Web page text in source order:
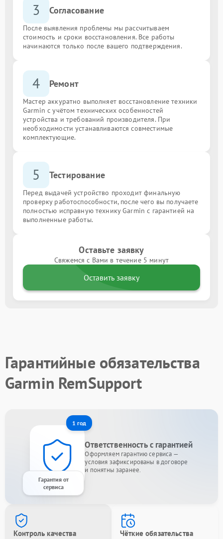
3 Согласование
После выявления проблемы мы рассчитываем
стоимость и сроки восстановления. Все работы
начинаются только после вашего подтверждения.
4 Ремонт
Мастер аккуратно выполняет восстановление техники
Garmin с учётом технических особенностей
устройства и требований производителя. При
необходимости устанавливаются совместимые
комплектующие.
5 Тестирование
Перед выдачей устройство проходит финальную
проверку работоспособности, после чего вы получаете
полностью исправную технику Garmin с гарантией на
выполненные работы.
Оставьте заявку
Свяжемся с Вами в течение 5 минут
Оставить заявку
Гарантийные обязательства
Garmin RemSupport
1 год
Гарантия от
сервиса
Ответственность с гарантией
Оформляем гарантию сервиса —
условия зафиксированы в договоре
и понятны заранее.
Контроль качества Чёткие обязательства